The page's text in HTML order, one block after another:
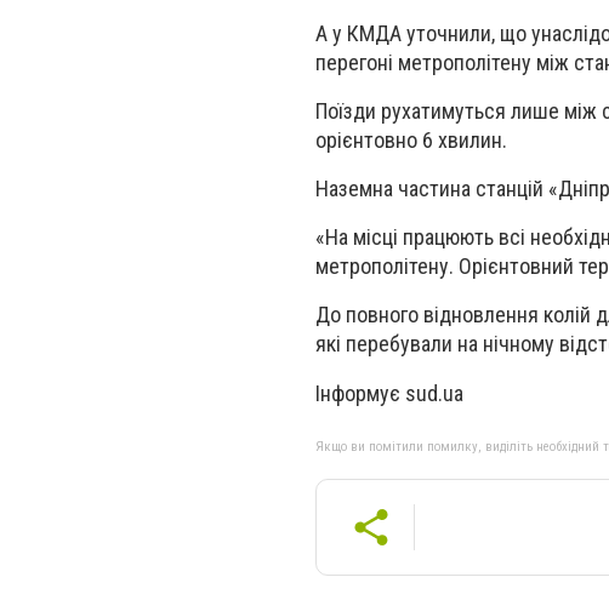
А у КМДА уточнили, що
перегоні метрополітену між
Поїзди рухатимуться лише між
орієнтовно 6 хвилин.
Наземна частина станцій
«На місці працюють всі
метрополітену. Орієнтовний
До повного відновлення колій
які перебували на нічному
Інформує sud.ua
Якщо ви помітили помилку, виділіть необхідний